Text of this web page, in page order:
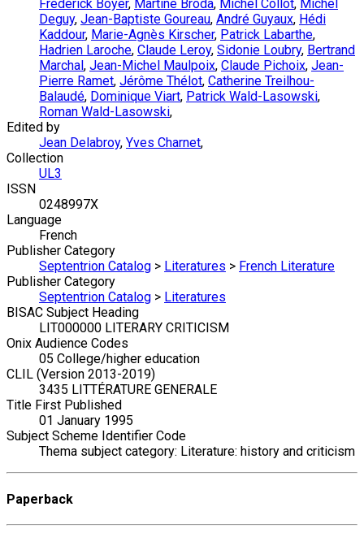
Frédérick Boyer, Martine Broda, Michel Collot, Michel
Deguy, Jean-Baptiste Goureau, André Guyaux, Hédi
Kaddour, Marie-Agnès Kirscher, Patrick Labarthe,
Hadrien Laroche, Claude Leroy, Sidonie Loubry, Bertrand
Marchal , Jean-Michel Maulpoix, Claude Pichoix, Jean-
Pierre Ramet, Jérôme Thélot, Catherine Treilhou-
Balaudé, Dominique Viart, Patrick Wald-Lasowski,
Roman Wald-Lasowski,
Edited by
Jean Delabroy, Yves Charnet,
Collection
UL3
ISSN
0248997X
Language
French
Publisher Category
Septentrion Catalog > Literatures > French Literature
Publisher Category
Septentrion Catalog > Literatures
BISAC Subject Heading
LIT000000 LITERARY CRITICISM
Onix Audience Codes
05 College/higher education
CLIL (Version 2013-2019)
3435 LITTÉRATURE GENERALE
Title First Published
01 January 1995
Subject Scheme Identifier Code
Thema subject category: Literature: history and criticism
Paperback